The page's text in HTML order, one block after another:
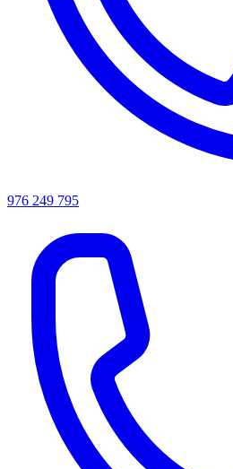
976 249 795